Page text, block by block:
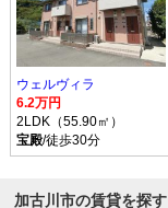
ウェルヴィラ
6.2万円
2LDK（55.90㎡）
宝殿/徒歩30分
加古川市の賃貸を探す